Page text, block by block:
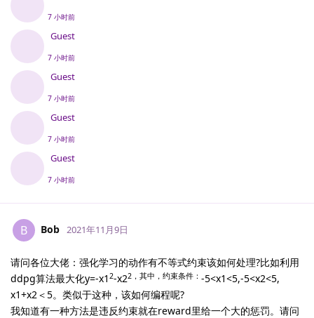
7 小时前
Guest
7 小时前
Guest
7 小时前
Guest
7 小时前
Guest
7 小时前
B Bob 2021年11月9日
请问各位大佬：强化学习的动作有不等式约束该如何处理?比如利用
ddpg算法最大化y=-x1 2-x22，其中，约束条件： -5<x1<5,-5<x2<5,
x1+x2＜5。类似于这种，该如何编程呢?
我知道有一种方法是违反约束就在reward里给一个大的惩罚。请问